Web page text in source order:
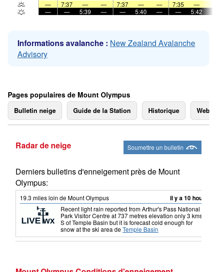
—
7:37 — — 7:37 — — 7:35 —
—
— 5:39 — — 5:40 — — 5:42
Informations avalanche : New Zealand Avalanche
Advisory
Pages populaires de Mount Olympus
Bulletin neige Guide de la Station Historique
Radar de neige Soumettre un bulletin
Derniers bulletins d'enneigement près de Mount
Olympus:
19.3 milesloin de Mount Olympus il y a 10 hour
Recent light rain reported from Arthur's Pass National
Park Visitor Centre at 737 metres elevation only 3 kms
S of Temple Basin but it is forecast cold enough for
snow at the ski area deTemple Basin